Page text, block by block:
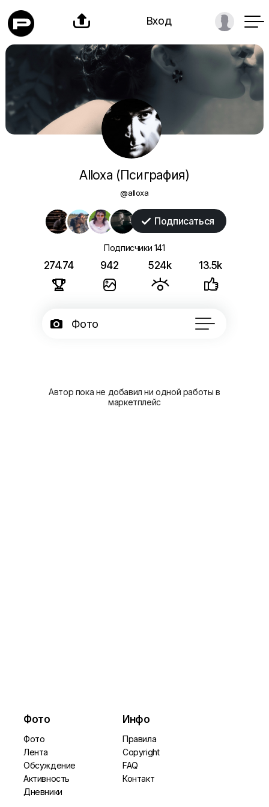
 Вход
Alloxa (Псиграфия)
@alloxa
 Подписаться
Подписчики 141
274.74

942

524k

13.5k

 Фото
Автор пока не добавил ни одной работы в
маркетплейс
Фото
Фото
Лента
Обсуждение
Активность
Дневники
Инфо
Правила
Copyright
FAQ
Контакт